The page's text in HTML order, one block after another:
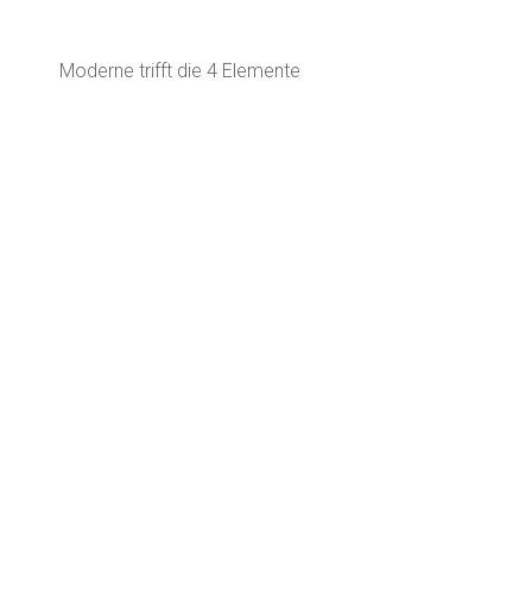
Moderne trifft die 4 Elemente